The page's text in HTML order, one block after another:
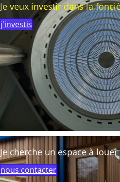
Je veux investir dans la
j'investis
Je cherche un espace à louer
nous contacter